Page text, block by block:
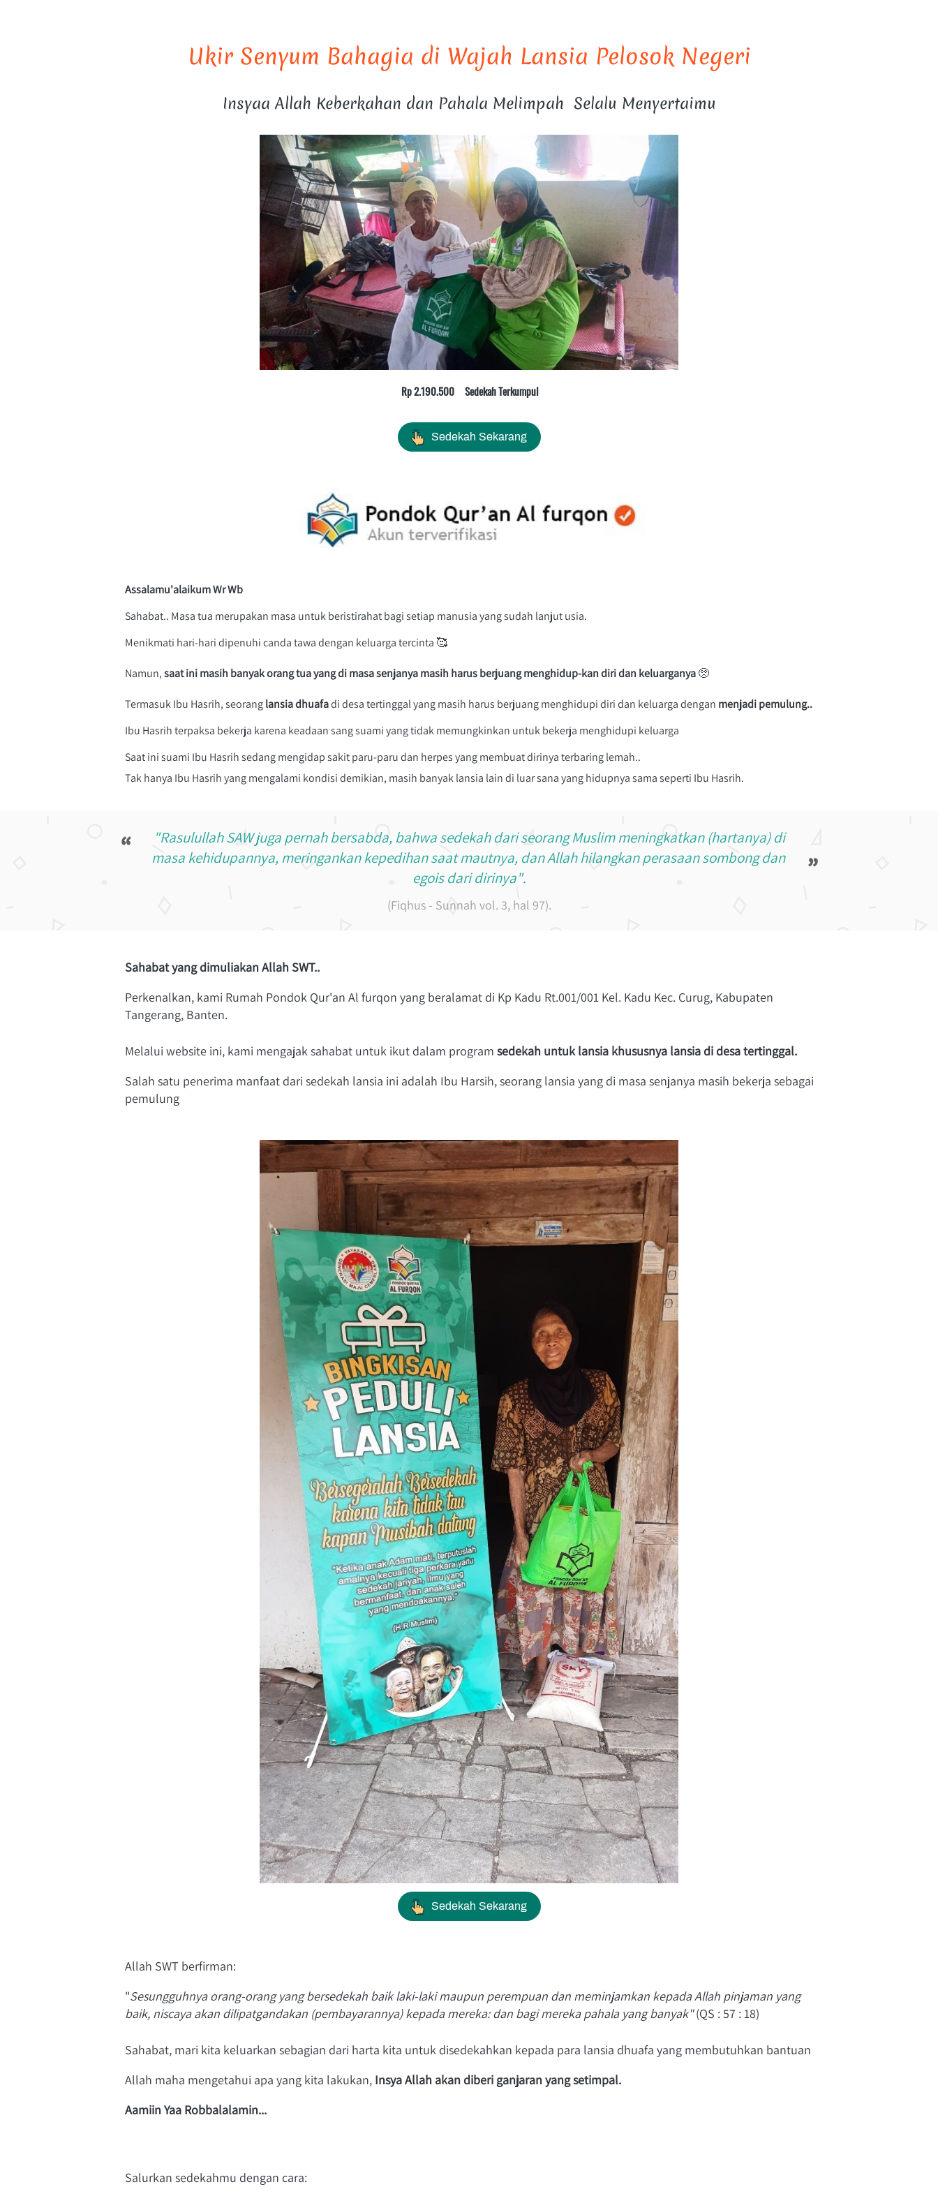
Ukir Senyum Bahagia di Wajah Lansia Pelosok Negeri
Insyaa Allah Keberkahan dan Pahala Melimpah  Selalu Menyertaimu
Rp 2.190.500     Sedekah Terkumpul
` Sedekah Sekarang
Assalamu'alaikum Wr Wb
Sahabat.. Masa tua merupakan masa untuk beristirahat bagi setiap manusia yang sudah lanjut usia.
Menikmati hari-hari dipenuhi canda tawa dengan keluarga tercinta 🥰
Namun, saat ini masih banyak orang tua yang di masa senjanya masih harus berjuang menghidup-kan diri dan keluarganya 🥺
Termasuk Ibu Hasrih, seorang lansia dhuafa di desa tertinggal yang masih harus berjuang menghidupi diri dan keluarga dengan menjadi pemulung..
Ibu Hasrih terpaksa bekerja karena keadaan sang suami yang tidak memungkinkan untuk bekerja menghidupi keluarga
Saat ini suami Ibu Hasrih sedang mengidap sakit paru-paru dan herpes yang membuat dirinya terbaring lemah..
Tak hanya Ibu Hasrih yang mengalami kondisi demikian, masih banyak lansia lain di luar sana yang hidupnya sama seperti Ibu Hasrih.
“
"Rasulullah SAW juga pernah bersabda, bahwa sedekah dari seorang Muslim meningkatkan (hartanya) di
masa kehidupannya, meringankan kepedihan saat mautnya, dan Allah hilangkan perasaan sombong dan
egois dari dirinya". ”
(Fiqhus - Sunnah vol. 3, hal 97).
Sahabat yang dimuliakan Allah SWT..
Perkenalkan, kami Rumah Pondok Qur'an Al furqon yang beralamat di Kp Kadu Rt.001/001 Kel. Kadu Kec. Curug, Kabupaten
Tangerang, Banten.
Melalui website ini, kami mengajak sahabat untuk ikut dalam program sedekah untuk lansia khususnya lansia di desa tertinggal.
Salah satu penerima manfaat dari sedekah lansia ini adalah Ibu Harsih, seorang lansia yang di masa senjanya masih bekerja sebagai
pemulung
` Sedekah Sekarang
Allah SWT berfirman:
"Sesungguhnya orang-orang yang bersedekah baik laki-laki maupun perempuan dan meminjamkan kepada Allah pinjaman yang
baik, niscaya akan dilipatgandakan (pembayarannya) kepada mereka: dan bagi mereka pahala yang banyak" (QS : 57 : 18)
Sahabat, mari kita keluarkan sebagian dari harta kita untuk disedekahkan kepada para lansia dhuafa yang membutuhkan bantuan
Allah maha mengetahui apa yang kita lakukan, Insya Allah akan diberi ganjaran yang setimpal.
Aamiin Yaa Robbalalamin...
Salurkan sedekahmu dengan cara: